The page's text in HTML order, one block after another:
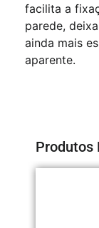
facilita a
parede,
ainda mais
aparente.
Produtos